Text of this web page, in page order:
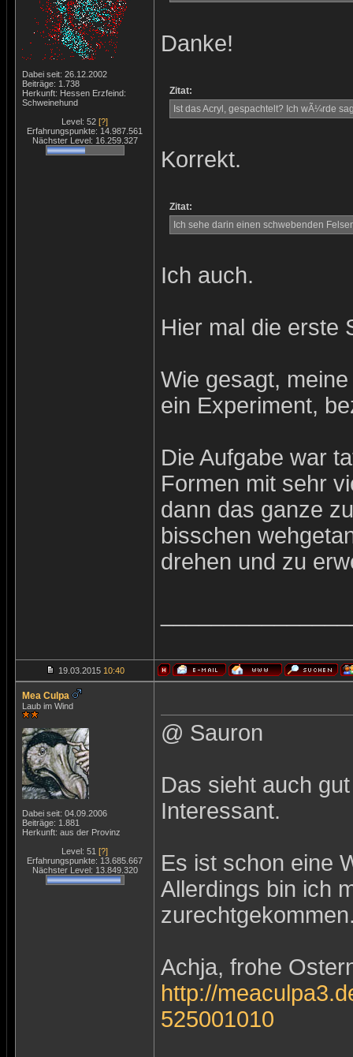
Dabei seit: 26.12.2002
Beiträge: 1.738
Herkunft: Hessen Erzfeind:
Schweinehund
Level: 52 [?]
Erfahrungspunkte: 14.987.561
Nächster Level: 16.259.327
Danke!
Zitat:
Ist das Acryl, gespachtelt? Ich wÃ¼rde
Korrekt.
Zitat:
Ich sehe darin einen schwebenden
Ich auch.
Hier mal die erste
Wie gesagt,
ein Experiment,
Die Aufgabe war
Formen mit sehr
dann das ganze
bisschen
drehen und zu
19.03.2015 10:40
Mea Culpa
Laub im Wind
Dabei seit: 04.09.2006
Beiträge: 1.881
Herkunft: aus der Provinz
Level: 51 [?]
Erfahrungspunkte: 13.685.667
Nächster Level: 13.849.320
@ Sauron
Das sieht auch
Interessant.
Es ist schon eine
Allerdings bin ich
Achja, frohe
http://
525001010